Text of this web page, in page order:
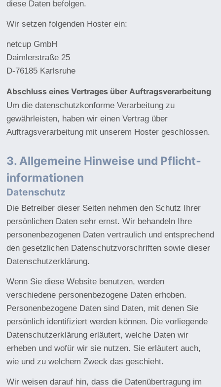
diese Daten befolgen.
Wir setzen folgenden Hoster ein:
netcup GmbH
Daimlerstraße 25
D-76185 Karlsruhe
Abschluss eines Vertrages über Auftragsverarbeitung
Um die datenschutzkonforme Verarbeitung zu
gewährleisten, haben wir einen Vertrag über
Auftragsverarbeitung mit unserem Hoster geschlossen.
3. Allgemeine Hinweise und Pflicht­
informationen
Datenschutz
Die Betreiber dieser Seiten nehmen den Schutz Ihrer
persönlichen Daten sehr ernst. Wir behandeln Ihre
personenbezogenen Daten vertraulich und entsprechend
den gesetzlichen Datenschutzvorschriften sowie dieser
Datenschutzerklärung.
Wenn Sie diese Website benutzen, werden
verschiedene personenbezogene Daten erhoben.
Personenbezogene Daten sind Daten, mit denen Sie
persönlich identifiziert werden können. Die vorliegende
Datenschutzerklärung erläutert, welche Daten wir
erheben und wofür wir sie nutzen. Sie erläutert auch,
wie und zu welchem Zweck das geschieht.
Wir weisen darauf hin, dass die Datenübertragung im